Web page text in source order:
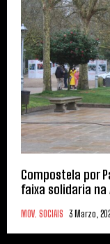
Compostela por
faixa solidaria na
MOV. SOCIAIS 3 Marzo,